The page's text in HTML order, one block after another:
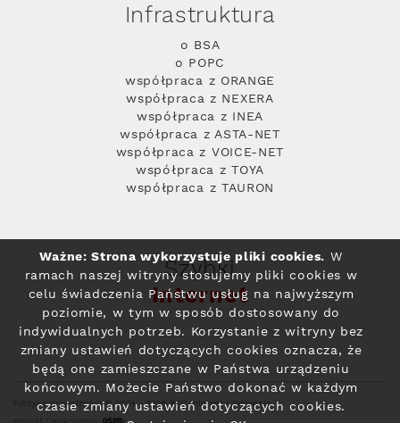
Infrastruktura
o BSA
o POPC
współpraca z ORANGE
współpraca z NEXERA
współpraca z INEA
współpraca z ASTA-NET
współpraca z VOICE-NET
współpraca z TOYA
współpraca z TAURON
Szybki
Internet
Polityka prywatności© 2004 - 2026 RFC Internet i Telewizja
Ważne: Strona wykorzystuje pliki cookies. W
ramach naszej witryny stosujemy pliki cookies w
celu świadczenia Państwu usług na najwyższym
poziomie, w tym w sposób dostosowany do
indywidualnych potrzeb. Korzystanie z witryny bez
zmiany ustawień dotyczących cookies oznacza, że
będą one zamieszczane w Państwa urządzeniu
końcowym. Możecie Państwo dokonać w każdym
czasie zmiany ustawień dotyczących cookies.